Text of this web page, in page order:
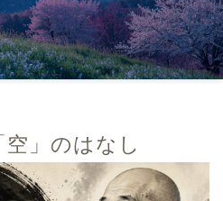
」のはなし